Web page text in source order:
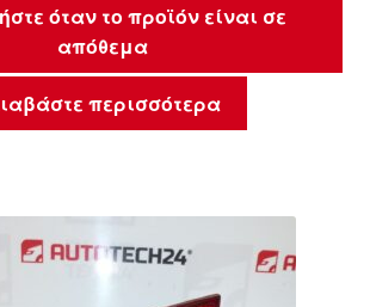
όταν το προϊόν είναι σε
απόθεμα
περισσότερα